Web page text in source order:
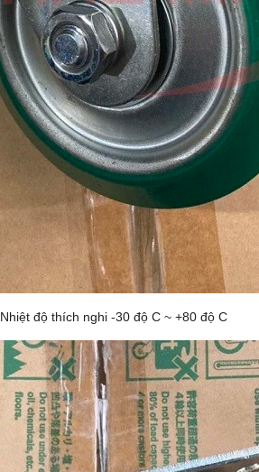
Nhiệt độ thích nghi -30 độ C ~ +80 độ C